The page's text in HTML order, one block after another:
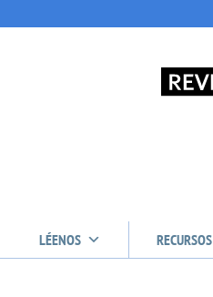
LÉENOS RECURSOS